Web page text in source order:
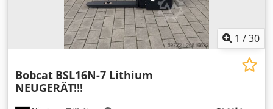
1 /30
Bobcat BSL16N-7 Lithium
NEUGERÄT!!!